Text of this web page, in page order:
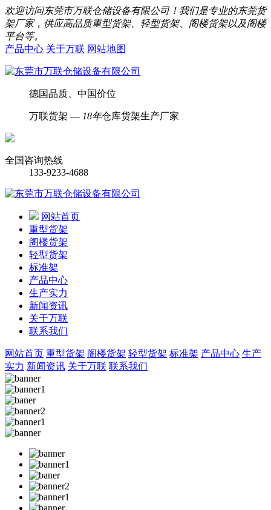
欢迎访问东莞市万联仓储设备有限公司！我们是专业的东莞货
架厂家，供应高品质重型货架、轻型货架、阁楼货架以及阁楼
平台等。
产品中心 关于万联 网站地图
德国品质、中国价位
万联货架 — 18年仓库货架生产厂家
全国咨询热线
133-9233-4688
网站首页
重型货架
阁楼货架
轻型货架
标准架
产品中心
生产实力
新闻资讯
关于万联
联系我们
网站首页 重型货架 阁楼货架 轻型货架 标准架 产品中心 生产
实力 新闻资讯 关于万联 联系我们